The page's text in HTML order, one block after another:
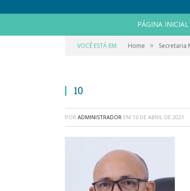
PÁGINA INICIAL
VOCÊ ESTÁ EM: Home » Secretaria
10
POR ADMINISTRADOR EM 16 DE ABRIL DE 2021